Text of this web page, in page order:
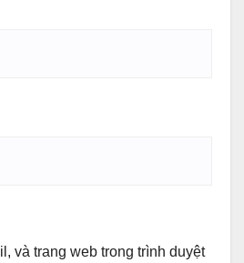
và trang web trong trình duyệt